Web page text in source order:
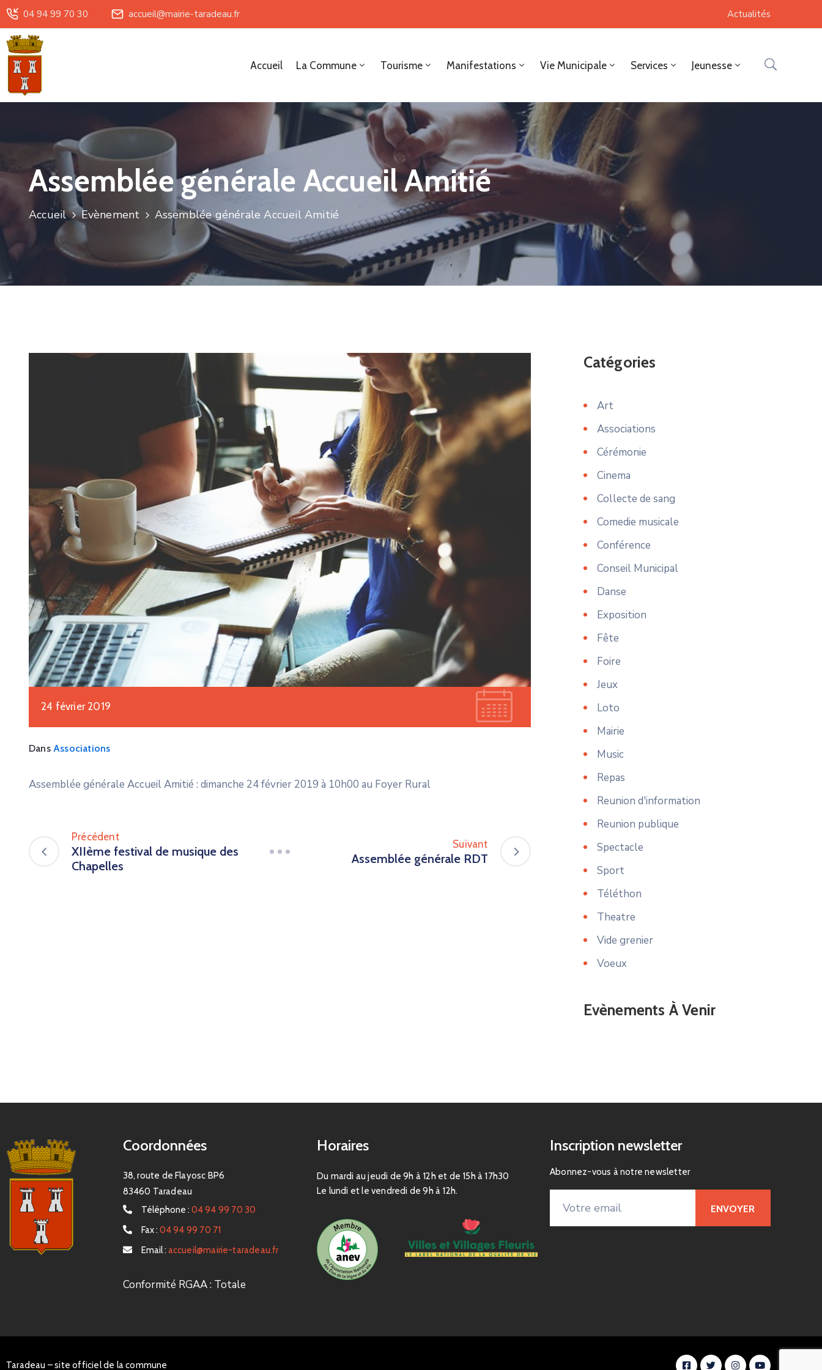
04 94 99 70 30 accueil@mairie-taradeau.fr Actualités
Accueil La Commune Tourisme Manifestations Vie Municipale Services Jeunesse
Assemblée générale Accueil Amitié
Accueil Evènement Assemblée générale Accueil Amitié
24 février 2019
Dans Associations
Assemblée générale Accueil Amitié : dimanche 24 février 2019 à 10h00 au Foyer Rural
Précédent
XIIème festival de musique des
Chapelles
Suivant
Assemblée générale RDT
Catégories
Art
Associations
Cérémonie
Cinema
Collecte de sang
Comedie musicale
Conférence
Conseil Municipal
Danse
Exposition
Fête
Foire
Jeux
Loto
Mairie
Music
Repas
Reunion d'information
Reunion publique
Spectacle
Sport
Téléthon
Theatre
Vide grenier
Voeux
Evènements À Venir
Coordonnées
38, route de Flayosc BP6
83460 Taradeau
Téléphone : 04 94 99 70 30
Fax : 04 94 99 70 71
Email : accueil@mairie-taradeau.fr
Conformité RGAA : Totale
Horaires
Du mardi au jeudi de 9h à 12h et de 15h à 17h30
Le lundi et le vendredi de 9h à 12h.
Inscription newsletter
Abonnez-vous à notre newsletter
Taradeau – site officiel de la commune